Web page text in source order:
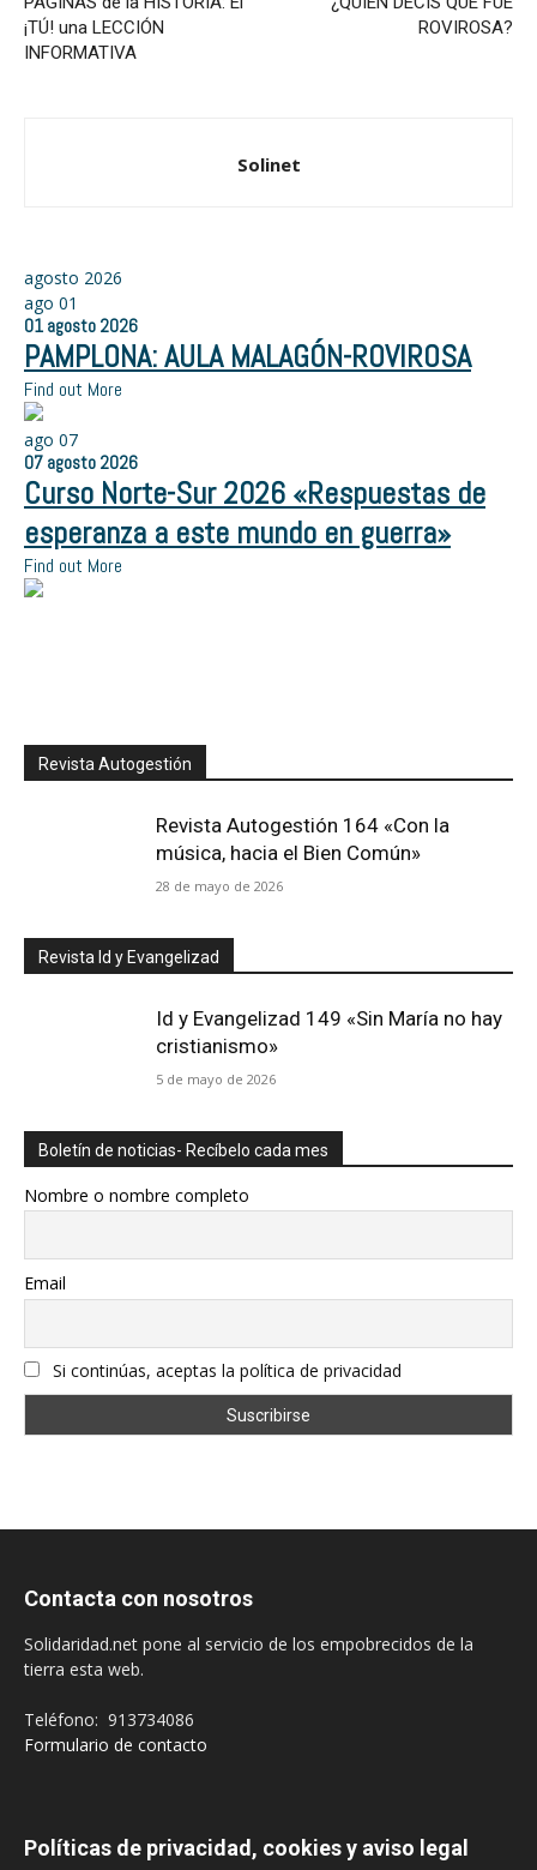
¡TÚ! una LECCIÓN
INFORMATIVA
ROVIROSA?
Solinet
agosto 2026
ago 01
01 agosto 2026
PAMPLONA: AULA MALAGÓN-ROVIROSA
Find out More
ago 07
07 agosto 2026
Curso Norte-Sur 2026 «Respuestas de
esperanza a este mundo en guerra»
Find out More
Revista Autogestión
Revista Autogestión 164 «Con la
música, hacia el Bien Común»
28 de mayo de 2026
Revista Id y Evangelizad
Id y Evangelizad 149 «Sin María no hay
cristianismo»
5 de mayo de 2026
Boletín de noticias- Recíbelo cada mes
Nombre o nombre completo
Email
Si continúas, aceptas la política de privacidad
Contacta con nosotros
Solidaridad.net pone al servicio de los empobrecidos de la
tierra esta web.
Teléfono: 913734086
Formulario de contacto
Políticas de privacidad, cookies y aviso legal